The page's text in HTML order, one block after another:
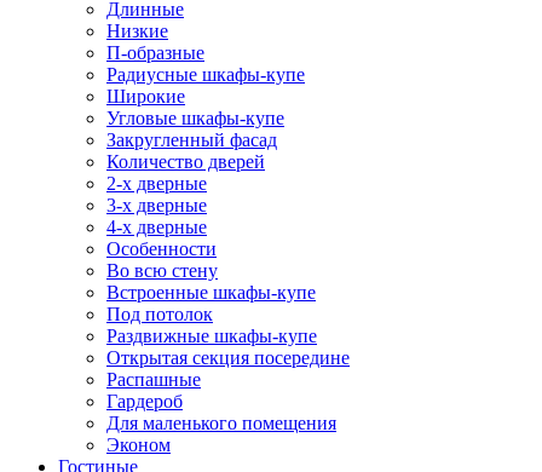
Длинные
Низкие
П-образные
Радиусные шкафы-купе
Широкие
Угловые шкафы-купе
Закругленный фасад
Количество дверей
2-х дверные
3-х дверные
4-х дверные
Особенности
Во всю стену
Встроенные шкафы-купе
Под потолок
Раздвижные шкафы-купе
Открытая секция посередине
Распашные
Гардероб
Для маленького помещения
Эконом
Гостиные